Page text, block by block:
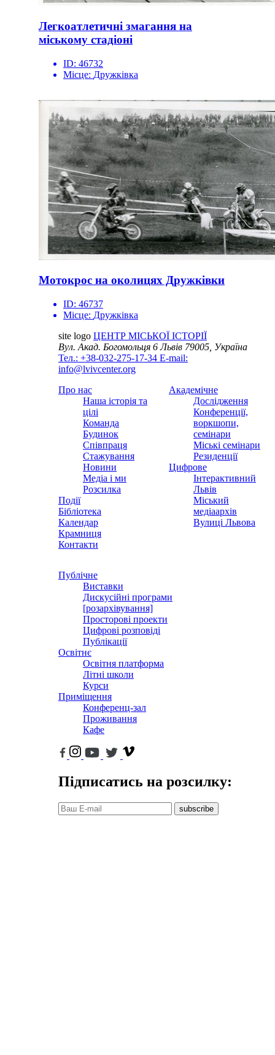
Легкоатлетичні змагання на
міському стадіоні
ID: 46732
Місце: Дружківка
Мотокрос на околицях Дружківки
ID: 46737
Місце: Дружківка
site logo ЦЕНТР МІСЬКОЇ ІСТОРІЇ
Вул. Акад. Богомольця 6Львів 79005, Україна
Тел.: +38-032-275-17-34 E-mail:
info@lvivcenter.org
Про нас
Наша історія та
цілі
Команда
Будинок
Співпраця
Стажування
Новини
Медіа і ми
Розсилка
Події
Бібліотека
Календар
Крамниця
Контакти
Академічне
Дослідження
Конференції,
воркшопи,
семінари
Міські семінари
Резиденції
Цифрове
Інтерактивний
Львів
Міський
медіаархів
Вулиці Львова
Публічне
Виставки
Дискусійні програми
[розархівування]
Просторові проекти
Цифрові розповіді
Публікації
Освітнє
Освітня платформа
Літні школи
Курси
Приміщення
Конференц-зал
Проживання
Кафе
Підписатись на розсилку:
subscribe